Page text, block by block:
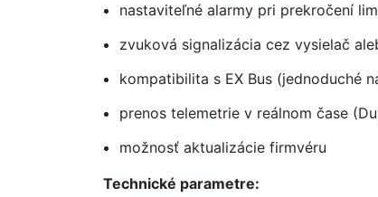
nastaviteľné alarmy pri prekročení
zvuková signalizácia cez vysielač
kompatibilita s EX Bus (jednoduché
prenos telemetrie v reálnom čase
možnosť aktualizácie firmvéru
Technické parametre: